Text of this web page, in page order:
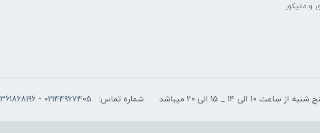
و مانیکور
الی 14 _ 15 الی 20 میباشد شماره تماس: 02144967405 - 09361868196